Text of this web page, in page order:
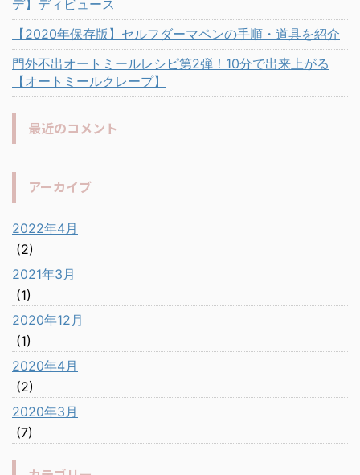
デ】ディビュース
【2020年保存版】セルフダーマペンの手順・道具を紹介
門外不出オートミールレシピ第2弾！10分で出来上がる
【オートミールクレープ】
最近のコメント
アーカイブ
2022年4月
(2)
2021年3月
(1)
2020年12月
(1)
2020年4月
(2)
2020年3月
(7)